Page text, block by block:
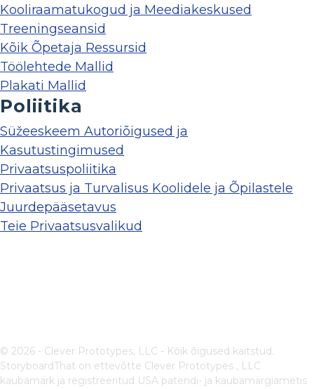
Kooliraamatukogud ja Meediakeskused
Treeningseansid
Kõik Õpetaja Ressursid
Töölehtede Mallid
Plakati Mallid
Poliitika
Süžeeskeem Autoriõigused ja
Kasutustingimused
Privaatsuspoliitika
Privaatsus ja Turvalisus Koolidele ja Õpilastele
Juurdepääsetavus
Teie Privaatsusvalikud
© 2026 - Clever Prototypes, LLC - Kõik õigused kaitstud.
StoryboardThat on ettevõtte Clever Prototypes , LLC
kaubamärk ja registreeritud USA patendi- ja kaubamärgiametis